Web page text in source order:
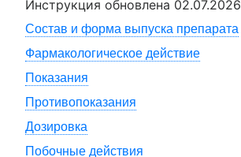
Инструкция обновлена 02.07.2026
Состав и форма выпуска препарата
Фармакологическое действие
Показания
Противопоказания
Дозировка
Побочные действия